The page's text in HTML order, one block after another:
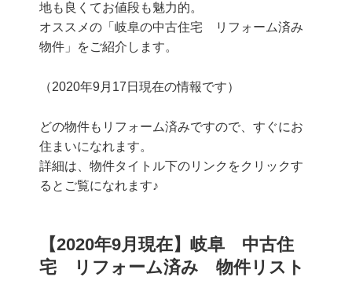
地も良くてお値段も魅力的。
オススメの「岐阜の中古住宅 リフォーム済み
物件」をご紹介します。
（2020年9月17日現在の情報です）
どの物件もリフォーム済みですので、すぐにお
住まいになれます。
詳細は、物件タイトル下のリンクをクリックす
るとご覧になれます♪
【2020年9月現在】岐阜 中古住
宅 リフォーム済み 物件リスト